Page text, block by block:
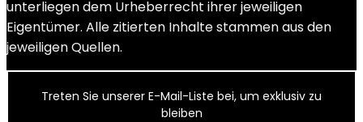
unterliegen dem Urheberrecht ihrer jeweiligen
Eigentümer. Alle zitierten Inhalte stammen aus den
jeweiligen Quellen.
Treten Sie unserer E-Mail-Liste bei, um exklusiv zu
bleiben